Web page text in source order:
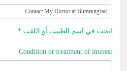
ابحث في اسم الطبيب أو اللقب *
Condition or treatment of interest